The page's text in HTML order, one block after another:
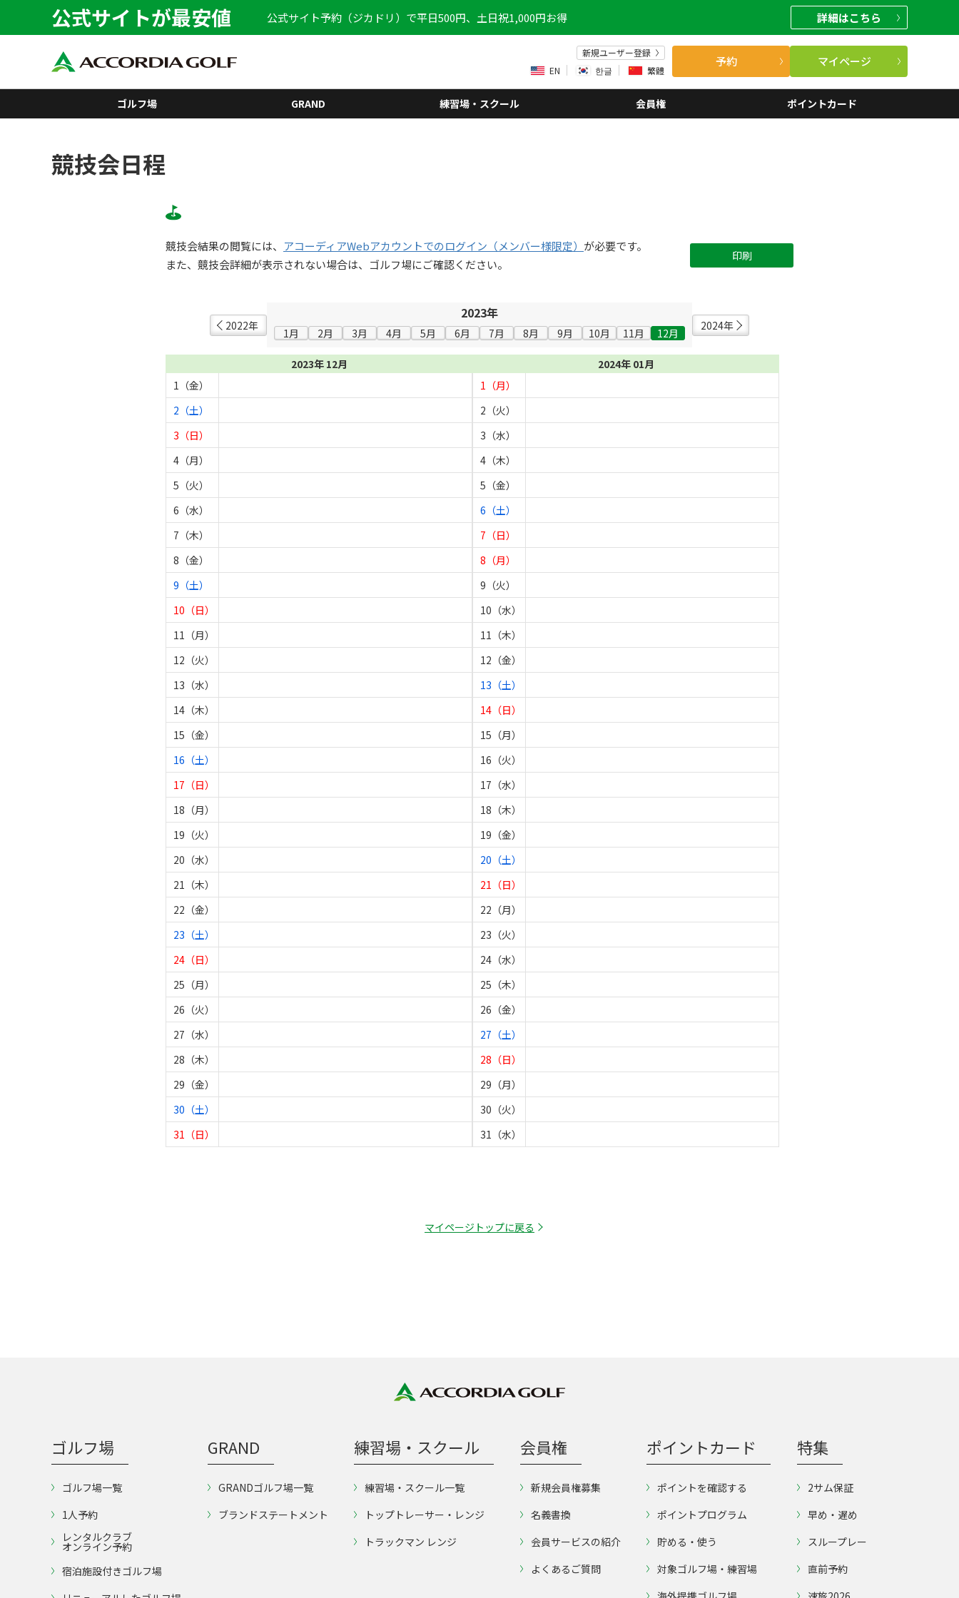
公式サイトが最安値 公式サイト予約（ジカドリ）で平日500円、土日祝1,000円お得 詳細はこちら
新規ユーザー登録
EN
한글 繁體
予約 マイページ
ゴルフ場 GRAND 練習場・スクール 会員権 ポイントカード
競技会日程
競技会結果の閲覧には、 アコーディアWebアカウントでのログイン（メンバー様限定） が必要です。
また、競技会詳細が表示されない場合は、ゴルフ場にご確認ください。
印刷
2022年
2023年
1月 2月 3月 4月 5月 6月 7月 8月 9月 10月 11月 12月
2024年
2023年 12月
1（金）
2（土）
3（日）
4（月）
5（火）
6（水）
7（木）
8（金）
9（土）
10（日）
11（月）
12（火）
13（水）
14（木）
15（金）
16（土）
17（日）
18（月）
19（火）
20（水）
21（木）
22（金）
23（土）
24（日）
25（月）
26（火）
27（水）
28（木）
29（金）
30（土）
31（日）
2024年 01月
1（月）
2（火）
3（水）
4（木）
5（金）
6（土）
7（日）
8（月）
9（火）
10（水）
11（木）
12（金）
13（土）
14（日）
15（月）
16（火）
17（水）
18（木）
19（金）
20（土）
21（日）
22（月）
23（火）
24（水）
25（木）
26（金）
27（土）
28（日）
29（月）
30（火）
31（水）
マイページトップに戻る
ゴルフ場
ゴルフ場一覧
1人予約
レンタルクラブ
オンライン予約
宿泊施設付きゴルフ場
GRAND
GRANDゴルフ場一覧
ブランドステートメント
練習場・スクール
練習場・スクール一覧
トップトレーサー・レンジ
トラックマン レンジ
会員権
新規会員権募集
名義書換
会員サービスの紹介
よくあるご質問
ポイントカード
ポイントを確認する
ポイントプログラム
貯める・使う
対象ゴルフ場・練習場
特集
2サム保証
早め・遅め
スループレー
直前予約